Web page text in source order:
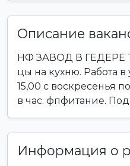
Описание
НФ ЗАВОД В ГЕДЕРЕ
цы на кухню. Работа
15,00 с воскресенья
в час. фпфитание.
Информация о